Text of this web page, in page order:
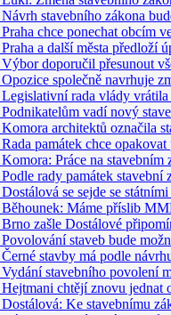
Návrh stavebního zákona
Praha chce ponechat obcím
Praha a další města předloží
Výbor doporučil přesunout
Opozice společně navrhuje
Legislativní rada vlády
Podnikatelům vadí nový
Komora architektů označila
Rada památek chce
Komora: Práce na
Podle rady památek stavební
Dostálová se sejde se
Běhounek: Máme příslib
Brno zašle Dostálové
Povolování staveb bude
Černé stavby má podle
Vydání stavebního povolení
Hejtmani chtějí znovu jednat
Dostálová: Ke stavebnímu